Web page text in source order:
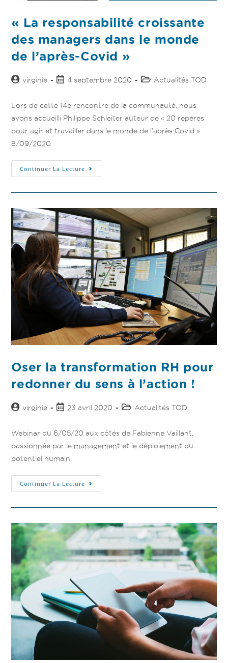
« La responsabilité croissante
des managers dans le monde
de l’après-Covid »
virginie 4 septembre 2020 Actualités TOD
Lors de cette 14e rencontre de la communauté, nous
avons accueilli Philippe Schleiter auteur de « 20 repères
pour agir et travailler dans le monde de l’après Covid ».
8/09/2020
Continuer La Lecture
Oser la transformation RH pour
redonner du sens à l’action !
virginie 23 avril 2020 Actualités TOD
Webinar du 6/05/20 aux côtés de Fabienne Vaillant,
passionnée par le management et le déploiement du
potentiel humain.
Continuer La Lecture